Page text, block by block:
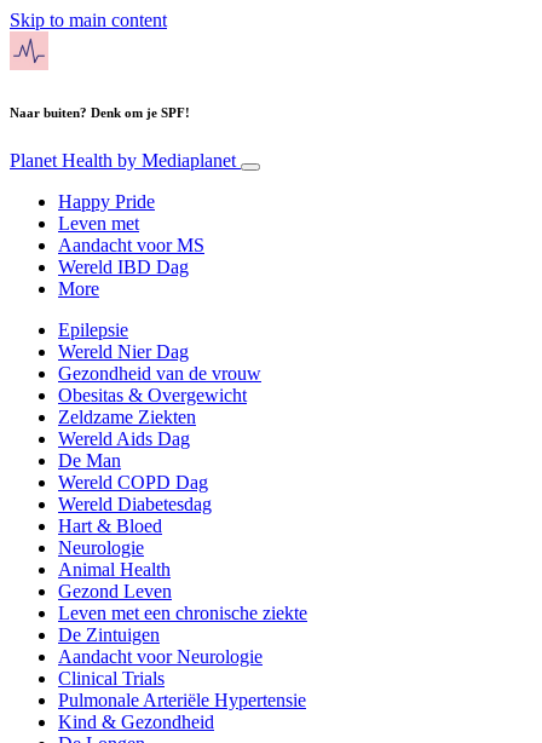
Skip to main content
Naar buiten? Denk om je SPF!
Planet Health by Mediaplanet
Happy Pride
Leven met
Aandacht voor MS
Wereld IBD Dag
More
Epilepsie
Wereld Nier Dag
Gezondheid van de vrouw
Obesitas & Overgewicht
Zeldzame Ziekten
Wereld Aids Dag
De Man
Wereld COPD Dag
Wereld Diabetesdag
Hart & Bloed
Neurologie
Animal Health
Gezond Leven
Leven met een chronische ziekte
De Zintuigen
Aandacht voor Neurologie
Clinical Trials
Pulmonale Arteriële Hypertensie
Kind & Gezondheid